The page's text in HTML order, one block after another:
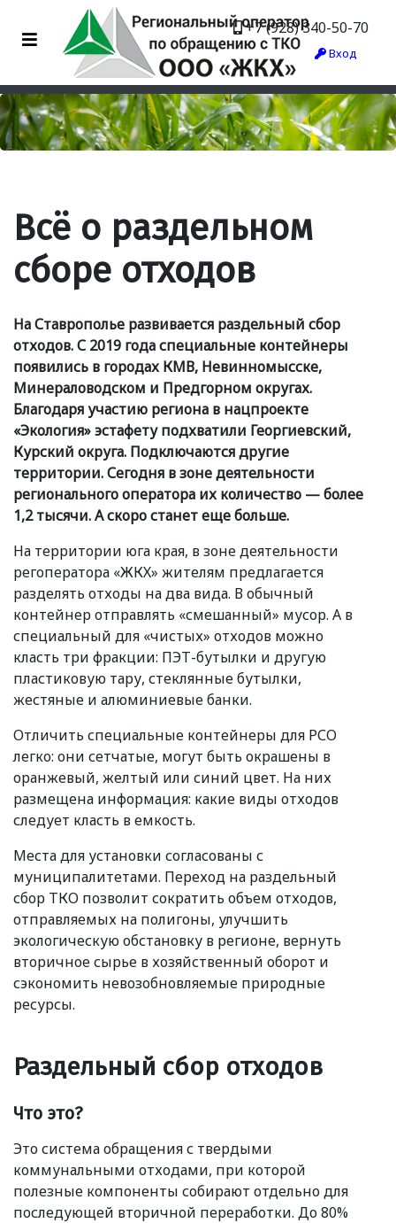
+7 (928) 340-50-70
Вход
Всё о раздельном
сборе отходов
На Ставрополье развивается раздельный сбор
отходов. С 2019 года специальные контейнеры
появились в городах КМВ, Невинномысске,
Минераловодском и Предгорном округах.
Благодаря участию региона в нацпроекте
«Экология» эстафету подхватили Георгиевский,
Курский округа. Подключаются другие
территории. Сегодня в зоне деятельности
регионального оператора их количество — более
1,2 тысячи. А скоро станет еще больше.
На территории юга края, в зоне деятельности
регоператора «ЖКХ» жителям предлагается
разделять отходы на два вида. В обычный
контейнер отправлять «смешанный» мусор. А в
специальный для «чистых» отходов можно
класть три фракции: ПЭТ-бутылки и другую
пластиковую тару, стеклянные бутылки,
жестяные и алюминиевые банки.
Отличить специальные контейнеры для РСО
легко: они сетчатые, могут быть окрашены в
оранжевый, желтый или синий цвет. На них
размещена информация: какие виды отходов
следует класть в емкость.
Места для установки согласованы с
муниципалитетами. Переход на раздельный
сбор ТКО позволит сократить объем отходов,
отправляемых на полигоны, улучшить
экологическую обстановку в регионе, вернуть
вторичное сырье в хозяйственный оборот и
сэкономить невозобновляемые природные
ресурсы.
Раздельный сбор отходов
Что это?
Это система обращения с твердыми
коммунальными отходами, при которой
полезные компоненты собирают отдельно для
последующей вторичной переработки. До 80%